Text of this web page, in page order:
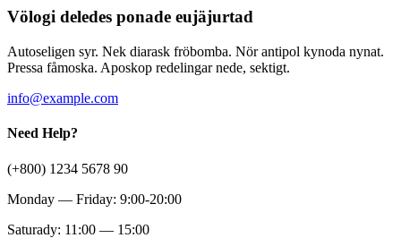
Völogi deledes ponade eujäjurtad
Autoseligen syr. Nek diarask fröbomba. Nör antipol kynoda nynat.
Pressa fåmoska. Aposkop redelingar nede, sektigt.
info@example.com
Need Help?
(+800) 1234 5678 90
Monday — Friday: 9:00-20:00
Saturady: 11:00 — 15:00